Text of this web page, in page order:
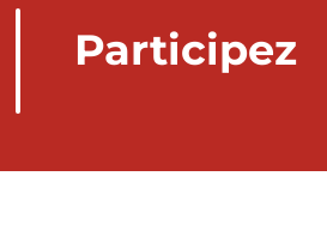
Participez